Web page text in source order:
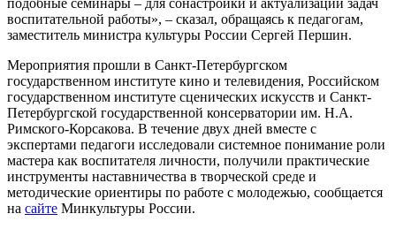
воспитательной работы», – сказал, обращаясь к педагогам,
заместитель министра культуры России Сергей Першин.
Мероприятия прошли в Санкт-Петербургском
государственном институте кино и телевидения, Российском
государственном институте сценических искусств и Санкт-
Петербургской государственной консерватории им. Н.А.
Римского-Корсакова. В течение двух дней вместе с
экспертами педагоги исследовали системное понимание роли
мастера как воспитателя личности, получили практические
инструменты наставничества в творческой среде и
методические ориентиры по работе с молодежью, сообщается
на сайте Минкультуры России.